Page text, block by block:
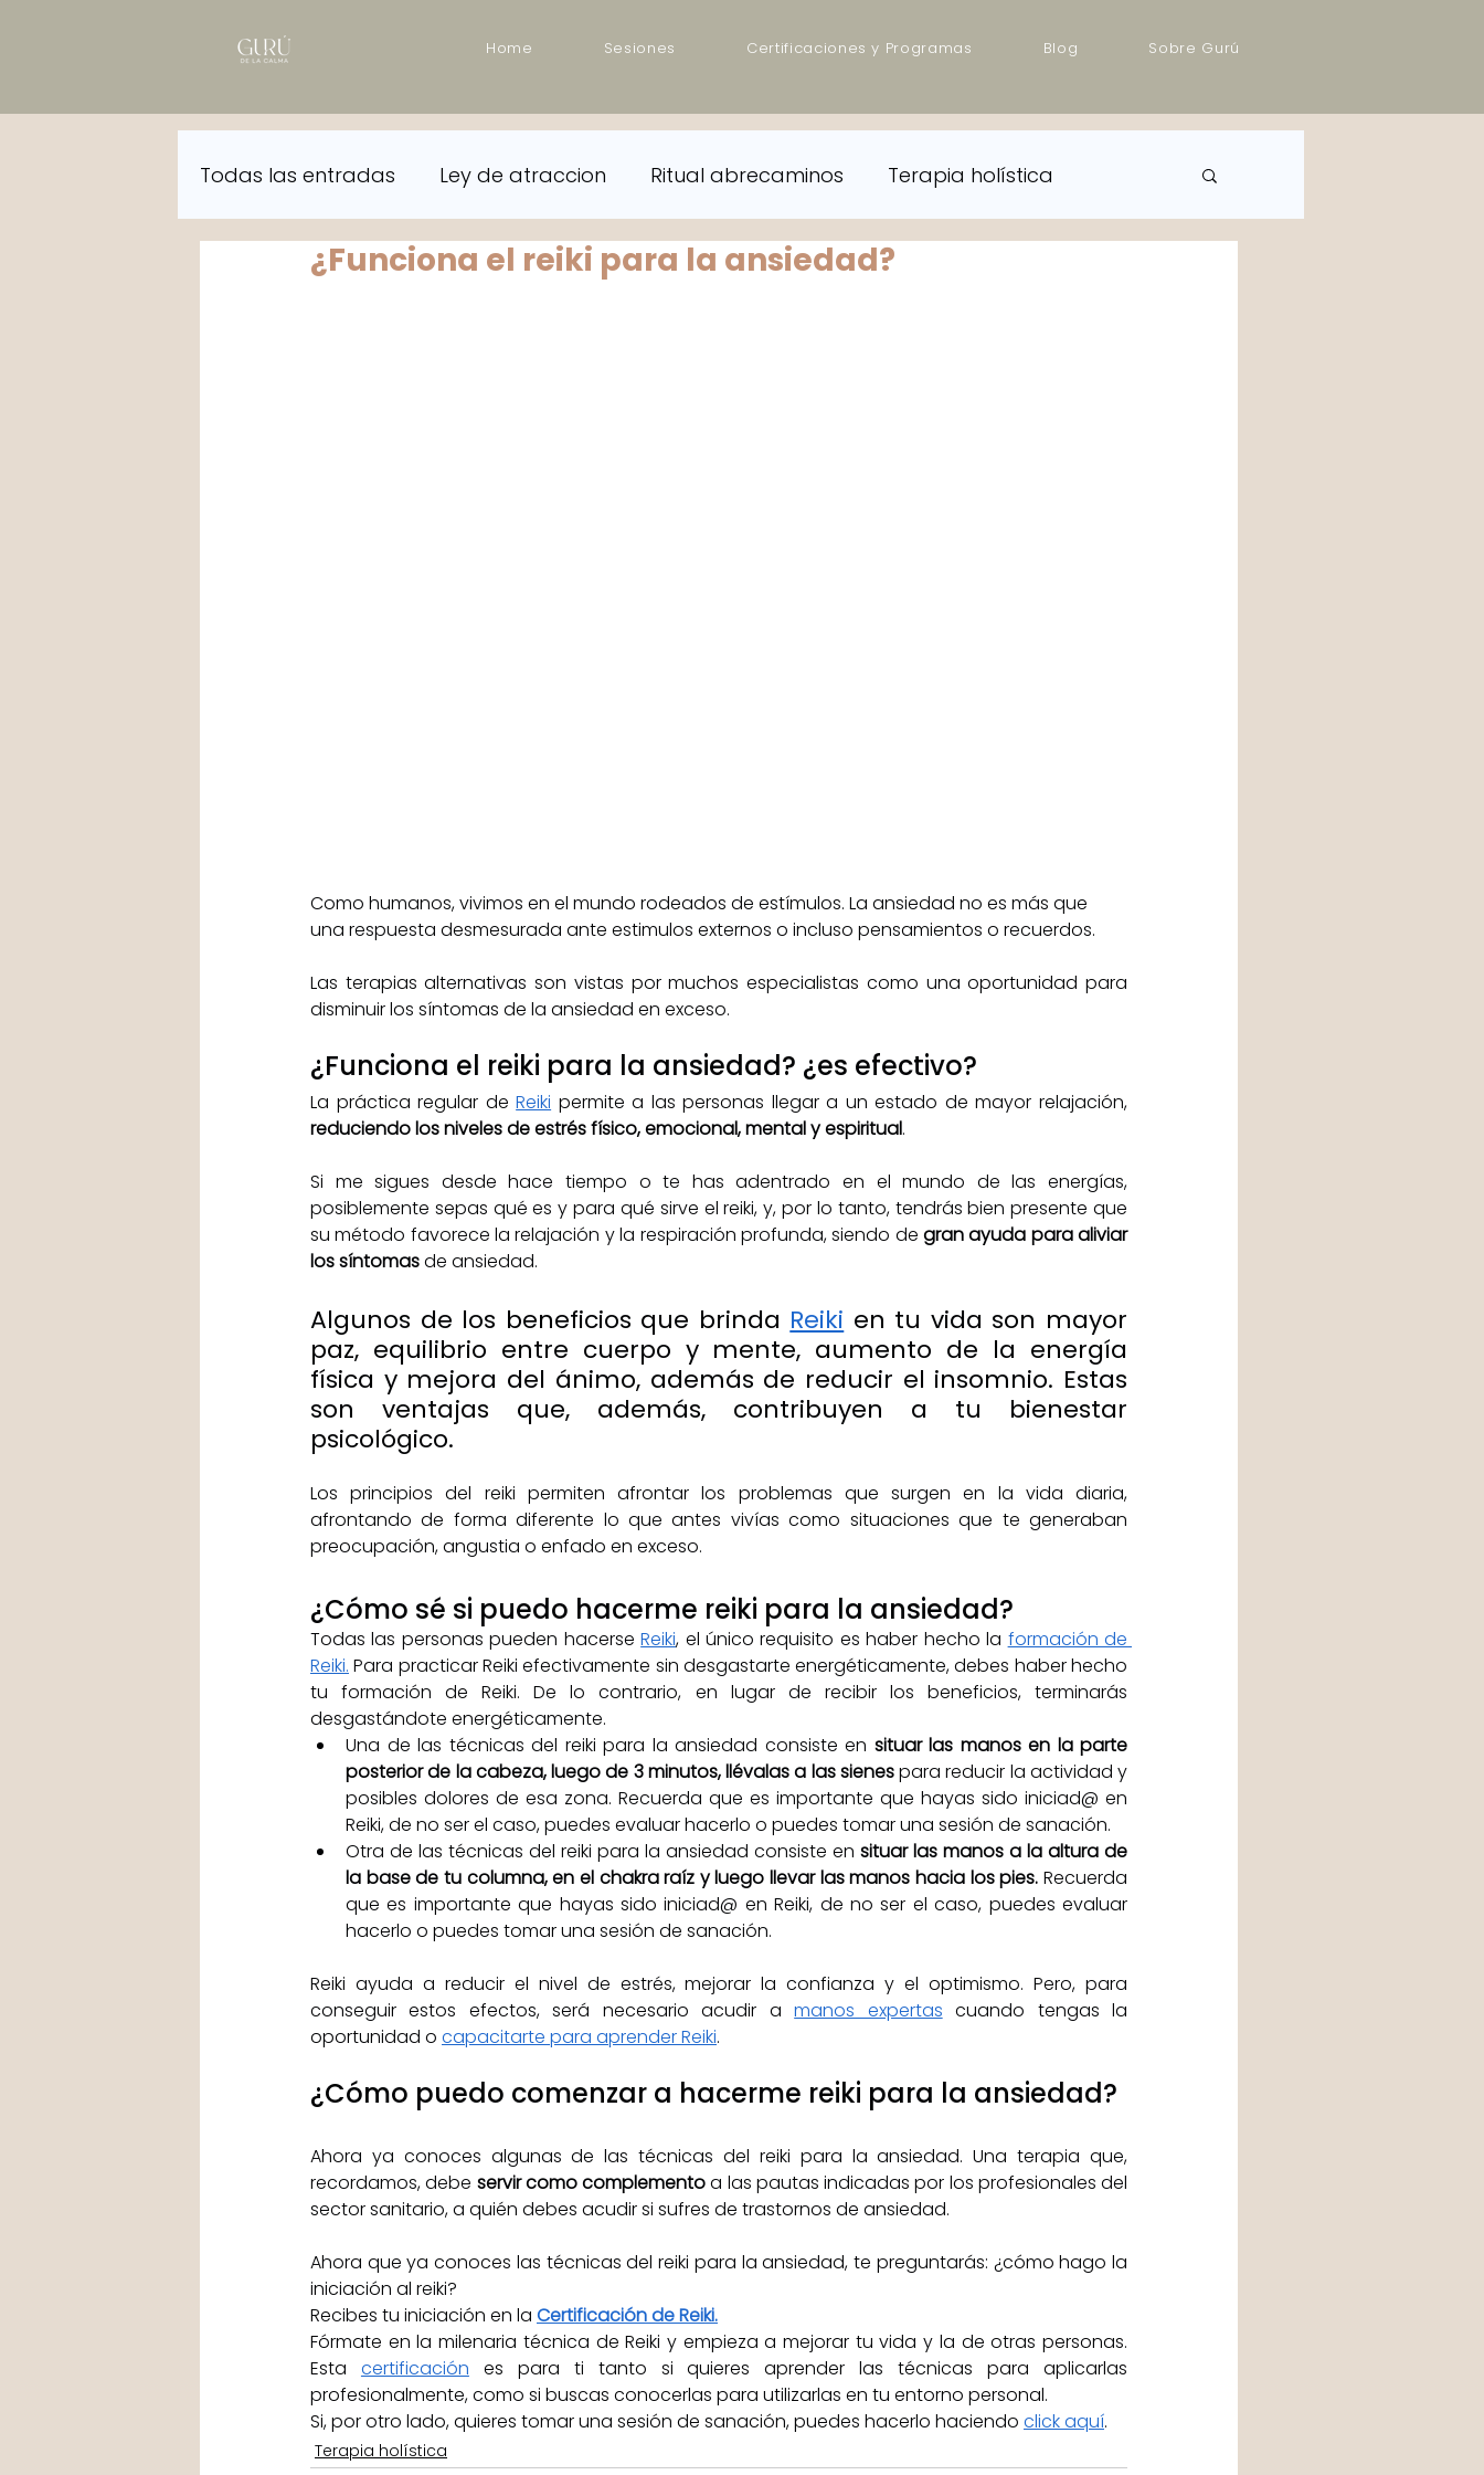
Home Sesiones Certificaciones y Programas Blog Sobre Gurú
Todas las entradas Ley de atraccion Ritual abrecaminos Terapia holística
¿Funciona el reiki para la ansiedad?
Como humanos, vivimos en el mundo rodeados de estímulos. La ansiedad no es más que
una respuesta desmesurada ante estimulos externos o incluso pensamientos o recuerdos.
Las terapias alternativas son vistas por muchos especialistas como una oportunidad para
disminuir los síntomas de la ansiedad en exceso.
¿Funciona el reiki para la ansiedad? ¿es efectivo?
La práctica regular de Reiki
reduciendo los niveles de estrés físico, emocional, mental y espiritual.
Si me sigues desde hace tiempo o te has adentrado en el mundo de las energías,
posiblemente sepas qué es y para qué sirve el reiki, y, por lo tanto, tendrás bien presente que
su método favorece la relajación y la respiración profunda, siendo de gran ayuda para aliviar
los síntomas de ansiedad.
Algunos de los beneficios que brinda Reiki en tu vida son mayor
paz, equilibrio entre cuerpo y mente, aumento de la energía
física y mejora del ánimo, además de reducir el insomnio. Estas
son ventajas que, además, contribuyen a tu bienestar
psicológico.
Los principios del reiki permiten afrontar los problemas que surgen en la vida diaria,
afrontando de forma diferente lo que antes vivías como situaciones que te generaban
preocupación, angustia o enfado en exceso.
¿Cómo sé si puedo hacerme reiki para la ansiedad?
Todas las personas pueden hacerse Reiki, el único requisito es haber hecho la formación de
Reiki. Para practicar Reiki efectivamente sin desgastarte energéticamente, debes haber hecho
tu formación de Reiki. De lo contrario, en lugar de recibir los beneficios, terminarás
desgastándote energéticamente.
Una de las técnicas del reiki para la ansiedad consiste en situar las manos en la parte
posterior de la cabeza, luego de 3 minutos, llévalas a las sienes para reducir la actividad y
posibles dolores de esa zona. Recuerda que es importante que hayas sido iniciad@ en
Reiki, de no ser el caso, puedes evaluar hacerlo o puedes tomar una sesión de sanación.
Otra de las técnicas del reiki para la ansiedad consiste en situar las manos a la altura de
la base de tu columna, en el chakra raíz y luego llevar las manos hacia los pies. Recuerda
que es importante que hayas sido iniciad@ en Reiki, de no ser el caso, puedes evaluar
hacerlo o puedes tomar una sesión de sanación.
Reiki ayuda a reducir el nivel de estrés, mejorar la confianza y el optimismo. Pero, para
conseguir estos efectos, será necesario acudir a manos expertas cuando tengas la
oportunidad o capacitarte para aprender Reiki.
¿Cómo puedo comenzar a hacerme reiki para la ansiedad?
Ahora ya conoces algunas de las técnicas del reiki para la ansiedad. Una terapia que,
recordamos, debe servir como complemento a las pautas indicadas por los profesionales del
sector sanitario, a quién debes acudir si sufres de trastornos de ansiedad.
Ahora que ya conoces las técnicas del reiki para la ansiedad, te preguntarás: ¿cómo hago la
iniciación al reiki?
Recibes tu iniciación en la Certificación de Reiki.
Fórmate en la milenaria técnica de Reiki y empieza a mejorar tu vida y la de otras personas.
Esta certificación es para ti tanto si quieres aprender las técnicas para aplicarlas
profesionalmente, como si buscas conocerlas para utilizarlas en tu entorno personal.
Si, por otro lado, quieres tomar una sesión de sanación, puedes hacerlo haciendo click aquí.
Terapia holística